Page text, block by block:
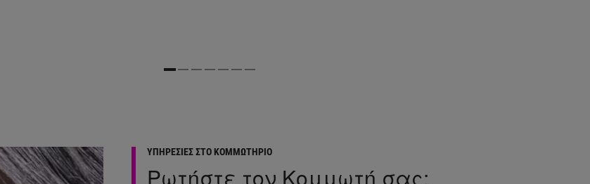
ΥΠΗΡΕΣΙΕΣ ΣΤΟ ΚΟΜΜΩΤΗΡΙΟ
Ρωτήστε τον Κομμωτή σας: